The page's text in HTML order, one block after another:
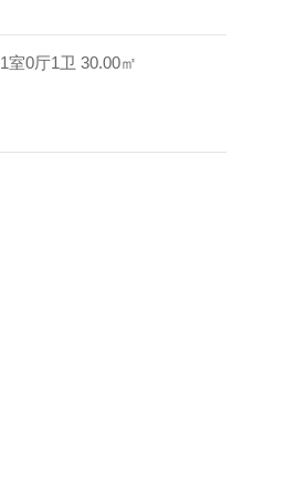
1室0厅1卫 30.00㎡